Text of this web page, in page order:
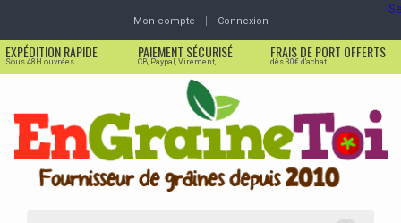
Mon compte Connexion
EXPÉDITION RAPIDE
Sous 48H ouvrées
PAIEMENT SÉCURISÉ
CB, Paypal, Virement,...
FRAIS DE PORT OFFERTS
dès 30€ d'achat